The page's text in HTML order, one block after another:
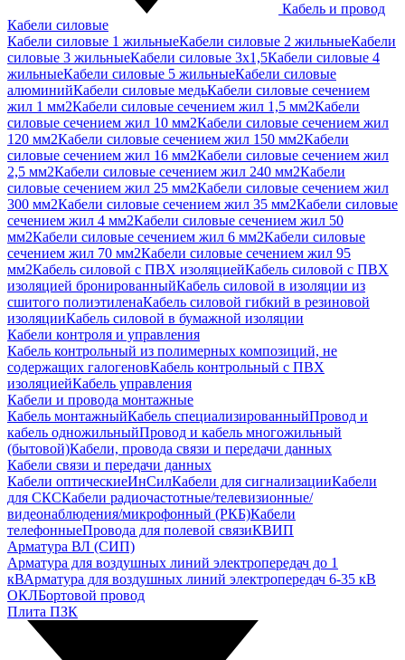
Кабель и провод
Кабели силовые
Кабели силовые 1 жильныеКабели силовые 2 жильныеКабели
силовые 3 жильныеКабели силовые 3х1,5Кабели силовые 4
жильныеКабели силовые 5 жильныеКабели силовые
алюминийКабели силовые медьКабели силовые сечением
жил 1 мм2Кабели силовые сечением жил 1,5 мм2Кабели
силовые сечением жил 10 мм2Кабели силовые сечением жил
120 мм2Кабели силовые сечением жил 150 мм2Кабели
силовые сечением жил 16 мм2Кабели силовые сечением жил
2,5 мм2Кабели силовые сечением жил 240 мм2Кабели
силовые сечением жил 25 мм2Кабели силовые сечением жил
300 мм2Кабели силовые сечением жил 35 мм2Кабели силовые
сечением жил 4 мм2Кабели силовые сечением жил 50
мм2Кабели силовые сечением жил 6 мм2Кабели силовые
сечением жил 70 мм2Кабели силовые сечением жил 95
мм2Кабель силовой с ПВХ изоляциейКабель силовой с ПВХ
изоляцией бронированныйКабель силовой в изоляции из
сшитого полиэтиленаКабель силовой гибкий в резиновой
изоляцииКабель силовой в бумажной изоляции
Кабели контроля и управления
Кабель контрольный из полимерных композиций, не
содержащих галогеновКабель контрольный с ПВХ
изоляциейКабель управления
Кабели и провода монтажные
Кабель монтажныйКабель специализированныйПровод и
кабель одножильныйПровод и кабель многожильный
(бытовой)Кабели, провода связи и передачи данных
Кабели связи и передачи данных
Кабели оптическиеИнСилКабели для сигнализацииКабели
для СКСКабели радиочастотные/телевизионные/
видеонаблюдения/микрофонный (РКБ)Кабели
телефонныеПровода для полевой связиКВИП
Арматура ВЛ (СИП)
Арматура для воздушных линий электропередач до 1
кВАрматура для воздушных линий электропередач 6-35 кВ
ОКЛБортовой провод
Плита ПЗК